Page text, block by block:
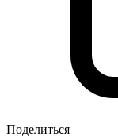
Поделиться